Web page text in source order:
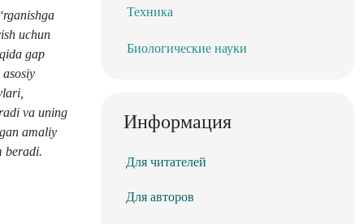
uchun
gap
va uning
amaliy
beradi.
Техника
Биологические науки
Информация
Для читателей
Для авторов